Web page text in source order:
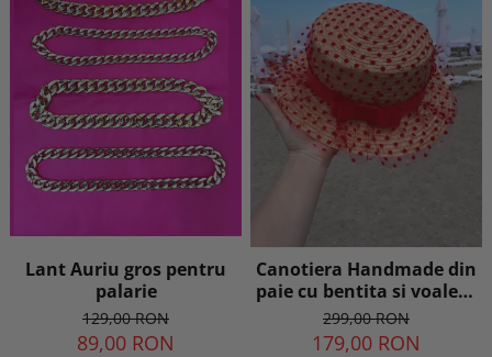
Lant Auriu gros pentru
palarie
129,00 RON
89,00 RON
Canotiera Handmade din
paie cu bentita si voaleta
cu buline Rosii
299,00 RON
179,00 RON